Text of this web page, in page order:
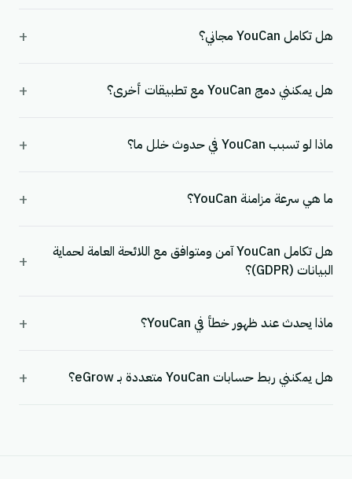
هل تكامل YouCan مجاني؟ +
هل يمكنني دمج YouCan مع تطبيقات أخرى؟ +
ماذا لو تسبب YouCan في حدوث خلل ما؟ +
ما هي سرعة مزامنة YouCan؟ +
هل تكامل YouCan آمن ومتوافق مع اللائحة العامة لحماية
البيانات (GDPR)؟
+
ماذا يحدث عند ظهور خطأ في YouCan؟ +
هل يمكنني ربط حسابات YouCan متعددة بـ eGrow؟ +